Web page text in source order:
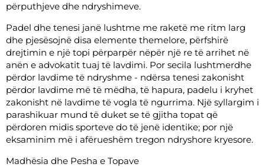
përputhjeve dhe ndryshimeve.
Padel dhe tenesi janë lushtme me raketë me ritm larg
dhe pjesësojnë disa elemente themelore, përfshirë
drejtimin e një topi përparpër nëpër një re të arrihet në
anën e advokatit tuaj të lavdimi. Por secila lushtmerdhe
përdor lavdime të ndryshme - ndërsa tenesi zakonisht
përdor lavdime më të mëdha, të hapura, padelu i kryhet
zakonisht në lavdime të vogla të ngurrima. Një syllargim i
parashikuar mund të duket se të gjitha topat që
përdoren midis sporteve do të jenë identike; por një
eksaminim më i afërueshëm tregon ndryshore kryesore.
Madhësia dhe Pesha e Topave